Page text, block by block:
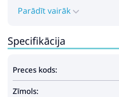
Parādīt vairāk
Specifikācija
Preces kods:
Zīmols: